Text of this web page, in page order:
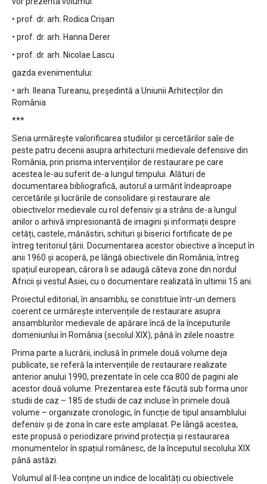
• prof. dr. arh. Rodica Crișan
• prof. dr. arh. Hanna Derer
• prof. dr. arh. Nicolae Lascu
gazda evenimentului:
• arh. Ileana Tureanu, președintă a Uniunii Arhitecților din
România
***
Seria urmărește valorificarea studiilor și cercetărilor sale de
peste patru decenii asupra arhitecturii medievale defensive din
România, prin prisma intervențiilor de restaurare pe care
acestea le-au suferit de-a lungul timpului. Alături de
documentarea bibliografică, autorul a urmărit îndeaproape
cercetările și lucrările de consolidare și restaurare ale
obiectivelor medievale cu rol defensiv și a strâns de-a lungul
anilor o arhivă impresionantă de imagini și informații despre
cetăți, castele, mănăstiri, schituri și biserici fortificate de pe
întreg teritoriul țării. Documentarea acestor obiective a început în
anii 1960 și acoperă, pe lângă obiectivele din România, întreg
spațiul european, cărora li se adaugă câteva zone din nordul
Africii și vestul Asiei, cu o documentare realizată în ultimii 15 ani.
Proiectul editorial, în ansamblu, se constituie într-un demers
coerent ce urmărește intervențiile de restaurare asupra
ansamblurilor medievale de apărare încă de la începuturile
domeniunlui în România (secolul XIX), până în zilele noastre.
Prima parte a lucrării, inclusă în primele două volume deja
publicate, se referă la intervențiile de restaurare realizate
anterior anului 1990, prezentate în cele cca 800 de pagini ale
acestor două volume. Prezentarea este făcută sub forma unor
studii de caz – 185 de studii de caz incluse în primele două
volume – organizate cronologic, în funcție de tipul ansamblului
defensiv și de zona în care este amplasat. Pe lângă acestea,
este propusă o periodizare privind protecția și restaurarea
monumentelor în spațiul românesc, de la începutul secolului XIX
până astăzi.
Volumul al II-lea conține un indice de localități cu obiectivele